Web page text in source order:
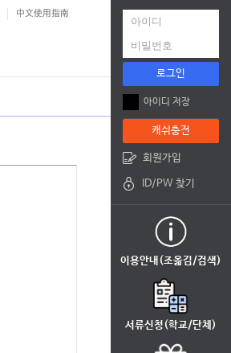
中文使用指南
로그인
아이디 저장
캐쉬충전
회원가입
ID/PW 찾기
이용안내(조옮김/검색)
서류신청(학교/단체)